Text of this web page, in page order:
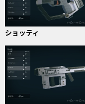
ショッティ